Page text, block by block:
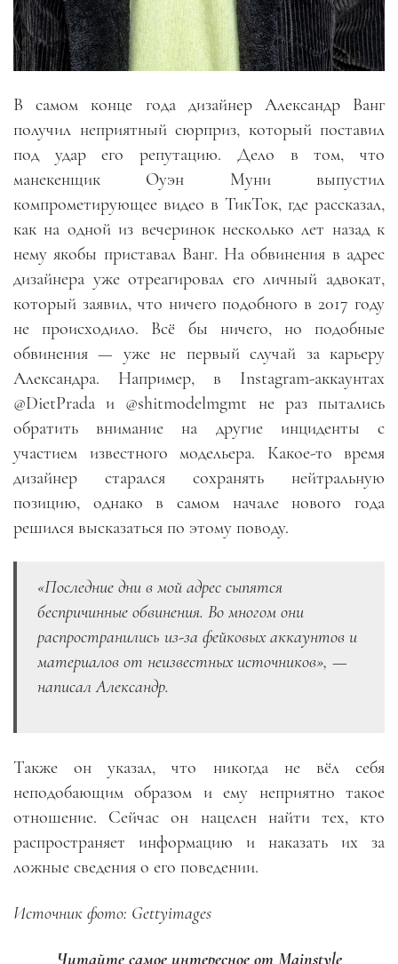
В самом конце года дизайнер Александр Ванг
получил неприятный сюрприз, который поставил
под удар его репутацию. Дело в том, что
манекенщик Оуэн Муни выпустил
компрометирующее видео в ТикТок, где рассказал,
как на одной из вечеринок несколько лет назад к
нему якобы приставал Ванг. На обвинения в адрес
дизайнера уже отреагировал его личный адвокат,
который заявил, что ничего подобного в 2017 году
не происходило. Всё бы ничего, но подобные
обвинения — уже не первый случай за карьеру
Александра. Например, в Instagram-аккаунтах
@DietPrada и @shitmodelmgmt не раз пытались
обратить внимание на другие инциденты с
участием известного модельера. Какое-то время
дизайнер старался сохранять нейтральную
позицию, однако в самом начале нового года
решился высказаться по этому поводу.
«Последние дни в мой адрес сыпятся
беспричинные обвинения. Во многом они
распространились из-за фейковых аккаунтов и
материалов от неизвестных источников», —
написал Александр.
Также он указал, что никогда не вёл себя
неподобающим образом и ему неприятно такое
отношение. Сейчас он нацелен найти тех, кто
распространяет информацию и наказать их за
ложные сведения о его поведении.
Источник фото: Gettyimages
Читайте самое интересное от Mainstyle